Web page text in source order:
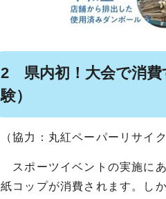
2 県内初！大会で消費
験）
（協力：丸紅ペーパーリサイ
スポーツイベントの実施に
紙コップが消費されます。し